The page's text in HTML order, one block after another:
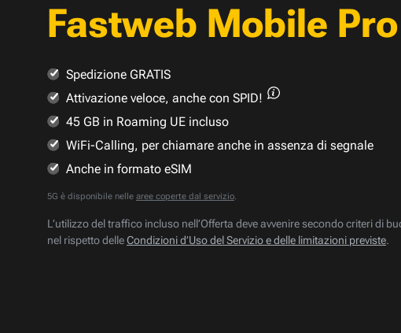
Fastweb Mobile Pro
Spedizione GRATIS
Attivazione veloce, anche con SPID!
45 GB in Roaming UE incluso
WiFi-Calling, per chiamare anche in assenza di segnale
Anche in formato eSIM
5G è disponibile nelle aree coperte dal servizio.
L’utilizzo del traffico incluso nell’Offerta deve avvenire secondo criteri di
nel rispetto delleCondizioni d’Uso del Servizio e delle limitazioni previste.